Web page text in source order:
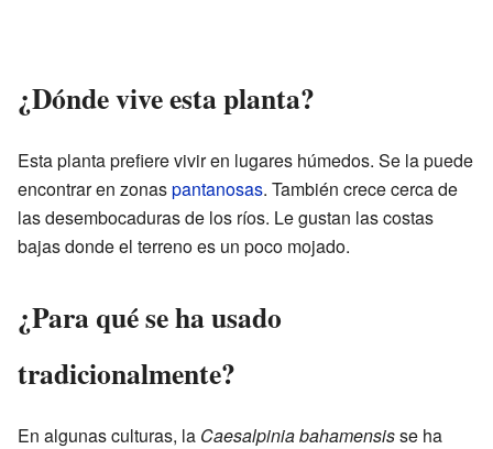
¿Dónde vive esta planta?
Esta planta prefiere vivir en lugares húmedos. Se la puede
encontrar en zonaspantanosas. También crece cerca de
las desembocaduras de los ríos. Le gustan las costas
bajas donde el terreno es un poco mojado.
¿Para qué se ha usado
tradicionalmente?
En algunas culturas, la Caesalpinia bahamensisse ha